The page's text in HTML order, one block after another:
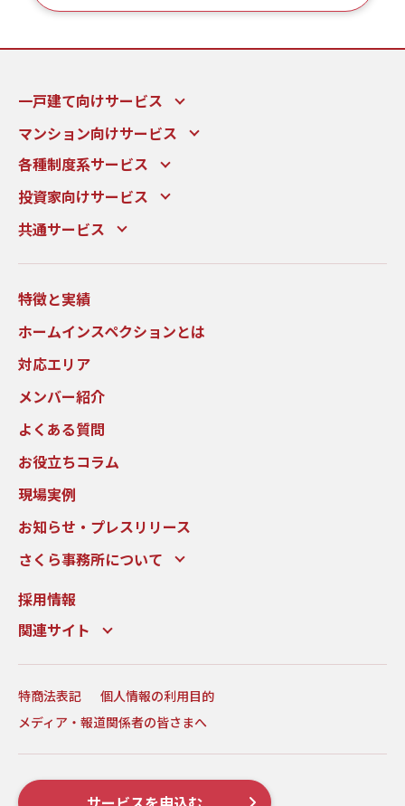
一戸建て向けサービス
マンション向けサービス
各種制度系サービス
投資家向けサービス
共通サービス
特徴と実績
ホームインスペクションとは
対応エリア
メンバー紹介
よくある質問
お役立ちコラム
現場実例
お知らせ・プレスリリース
さくら事務所について
採用情報
関連サイト
特商法表記
個人情報の利用目的
メディア・報道関係者の皆さまへ